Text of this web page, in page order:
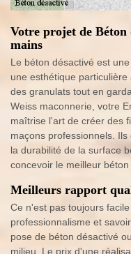
Votre projet de Béton
mains
Le béton désactivé est
une esthétique particulière
des granulats tout en
Weiss maconnerie, votre
maîtrise l'art de créer des
maçons professionnels.
la durabilité de la surface
concevoir le meilleur béton
Meilleurs rapport
Ce n'est pas toujours
professionnalisme et
pose de béton désactivé
milieu. Le prix d'une